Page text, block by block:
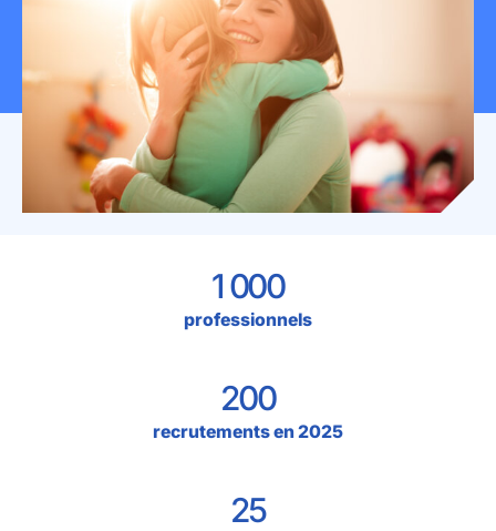
Mon espace donateur
1 000
professionnels
200
recrutements en 2025
25